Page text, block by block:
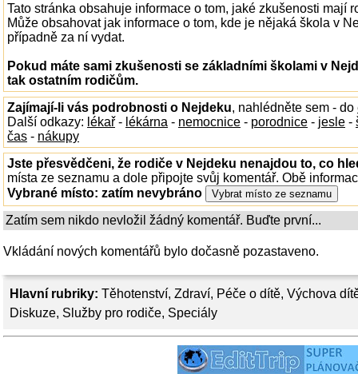
Hlavní rubriky: Těhotenství, Zdraví, Péče o dítě, Výchova
Diskuze, Služby pro rodiče, Speciály
Tato stránka obsahuje informace o tom, jaké zkušenosti mají
Může obsahovat jak informace o tom, kde je nějaká škola v
případně za ní vydat.
Pokud máte sami zkušenosti se základními školami v
tak ostatním rodičům.
Zajímají-li vás podrobnosti o Nejdeku, nahlédněte sem - do
Další odkazy: lékař - lékárna - nemocnice - porodnice - jesle -
čas - nákupy
Jste přesvědčeni, že rodiče v Nejdeku nenajdou to, co
místa ze seznamu a dole připojte svůj komentář. Obě
Vybrané místo: zatím nevybráno
Zatím sem nikdo nevložil žádný komentář. Buďte první...
Vkládání nových komentářů bylo dočasně pozastaveno.